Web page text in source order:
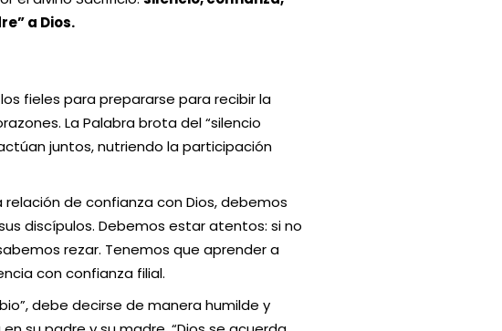
a Dios.
fieles para prepararse para recibir la
La Palabra brota del “silencio
juntos, nutriendo la participación
de confianza con Dios, debemos
discípulos. Debemos estar atentos: si no
rezar. Tenemos que aprender a
con confianza filial.
debe decirse de manera humilde y